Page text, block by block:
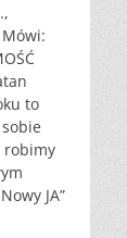
to
robimy
JA”